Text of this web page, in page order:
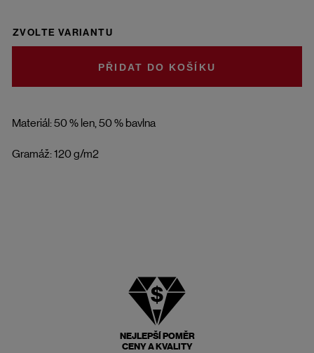
Materiál: 50 % len, 50 % bavlna
Gramáž: 120 g/m2
ZVOLTE VARIANTU
DO KOŠÍKU
NEJLEPŠÍ POMĚR
CENY A KVALITY